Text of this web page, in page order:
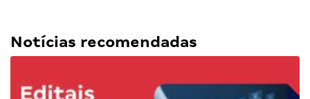
Notícias recomendadas